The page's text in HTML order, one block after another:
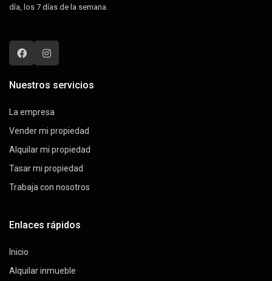
día, los 7 días de la semana.
Nuestros servicios
La empresa
Vender mi propiedad
Alquilar mi propiedad
Tasar mi propiedad
Trabaja con nosotros
Enlaces rápidos
Inicio
Alquilar inmueble